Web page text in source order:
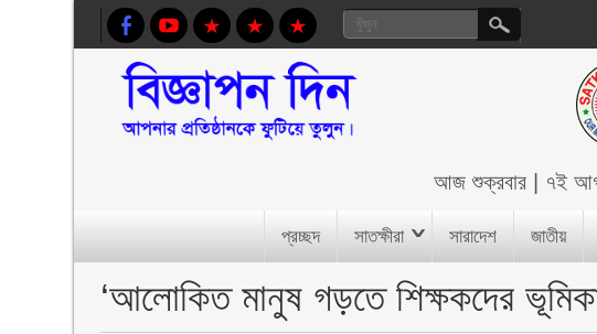
আজশুক্রবার ৭ই
প্রচ্ছদ সাতক্ষীরা সারাদেশ জাতীয়
‘আলোকিত মানুষ গড়তে শিক্ষকদের ভূমিকা’